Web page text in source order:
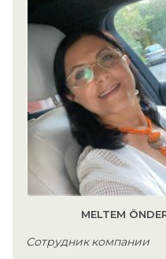
MELTEM
Сотрудник компании